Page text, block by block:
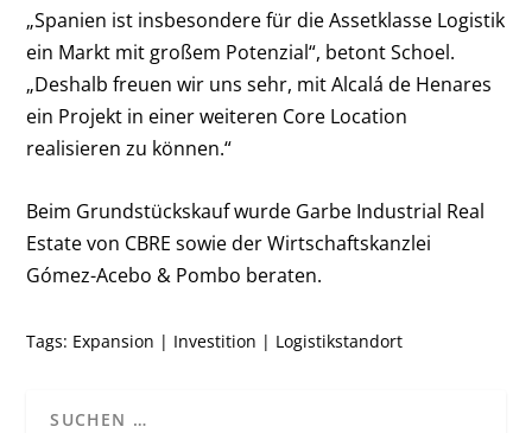
„Spanien ist insbesondere für die Assetklasse Logistik
ein Markt mit großem Potenzial“, betont Schoel.
„Deshalb freuen wir uns sehr, mit Alcalá de Henares
ein Projekt in einer weiteren Core Location
realisieren zu können.“
Beim Grundstückskauf wurde Garbe Industrial Real
Estate von CBRE sowie der Wirtschaftskanzlei
Gómez-Acebo & Pombo beraten.
Tags: Expansion | Investition | Logistikstandort